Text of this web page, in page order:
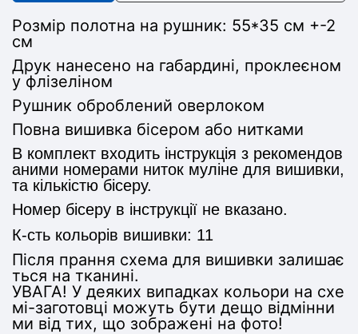
Розмір полотна на рушник: 55*35 см +-2
см
Друк нанесено на габардині, проклеєном
у флізеліном
Рушник оброблений оверлоком
Повна вишивка бісером або нитками
В комплект входить інструкція з рекомендов
аними номерами ниток муліне для вишивки,
та кількістю бісеру.
Номер бісеру в інструкції не вказано.
К-сть кольорів вишивки: 11
Після прання схема для вишивки залишає
ться на тканині.
УВАГА! У деяких випадках кольори на схе
мі-заготовці можуть бути дещо відмінни
ми від тих, що зображені на фото!